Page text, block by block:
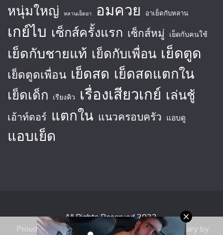
หนุ่มใหญ่ หลานเย็ดอา อมควย อาเย็ดกับหลาน
เกย์ไบ เซ็กส์ครั้งแรก เซ็กส์หมู่ เย็ดกับคนใช้
เย็ดกับชายแท้ เย็ดกับเพื่อน เย็ดตูด
เย็ดตูดเพื่อน เย็ดสด เย็ดสดแตกใน
เย็ดเด็ก เรียงคิว เรื่องเสียวเกย์ เล่นชู้
เอ้าท์ดอร์ แตกใน แนวครอบครัว แอบดู
แอบเย็ด
All Rights Reserved 2023.
Proudly powered by WordPress
| Theme: Fairy by